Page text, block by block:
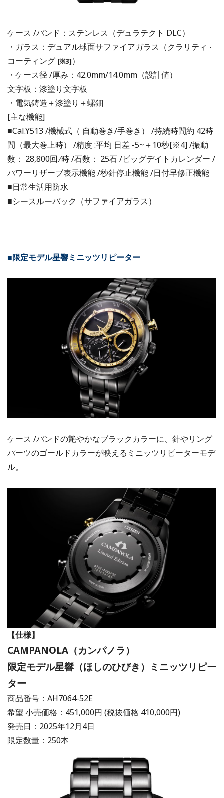
ケース /バンド：ステンレス（デュラテクト DLC）
・ガラス：デュアル球面サファイアガラス（クラリティ ‧
コーティング [※3]）
・ケース径 /厚み：42.0mm/14.0mm（設計値）
⽂字板：漆塗り⽂字板
・電気鋳造＋漆塗り＋螺鈿
[主な機能]
■Cal.Y513 /機械式（ ⾃動巻き/手巻き） /持続時間約 42時
間（最大巻上時） /精度 :平均 ⽇差 -5~＋10秒[※4] /振動
数： 28,800回 ∕時 /石数： 25石 /ビッグデイトカレンダー /
パワーリザーブ表示機能 /秒針停止機能 /⽇付早修正機能
■⽇常生活用防水
■シースルーバック（サファイアガラス）
■限定モデル星響ミニッツリピーター
ケース /バンドの艶やかなブラックカラーに、針やリング
パーツのゴールドカラーが映えるミニッツリピーターモデ
ル。
【仕様】
CAMPANOLA（カンパノラ）
限定モデル星響（ほしのひびき）ミニッツリピー
ター
商品番号：AH7064-52E
希望 ⼩売価格：451,000円 (税抜価格 410,000円)
発売⽇：2025年12月4⽇
限定数量：250本